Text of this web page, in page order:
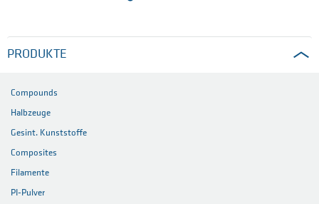
PRODUKTE
Compounds
Halbzeuge
Gesint. Kunststoffe
Composites
Filamente
PI-Pulver